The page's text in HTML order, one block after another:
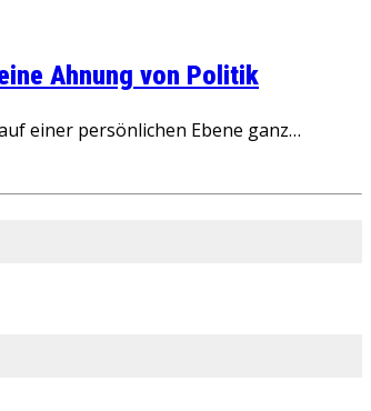
Ahnung von Politik
einer persönlichen Ebene ganz…